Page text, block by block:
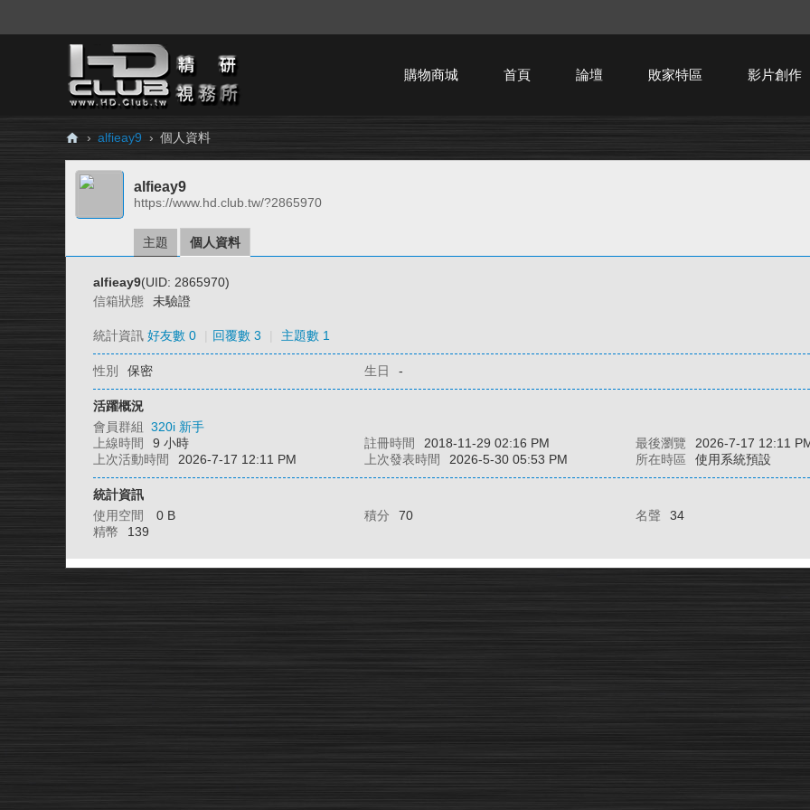
購物商城 首頁 論壇 敗家特區 影片創作
H
Cl
› alfieay9 › 個人資料
alfieay9
https://www.hd.club.tw/?2865970
主題 個人資料
alfieay9(UID: 2865970)
信箱狀態
未驗證
統計資訊 好友數 0 回覆數 3 主題數 1
性別 保密 生日 -
活躍概況
會員群組 320i 新手
上線時間
9 小時 註冊時間 2018-11-29 02:16 PM 最後瀏覽
2026-7-17 12:11
上次活動時間
2026-7-17 12:11 PM 上次發表時間 2026-5-30 05:53 PM 所在時區 使用系統預設
統計資訊
使用空間
0 B 積分 70 名聲
34
精幣
139